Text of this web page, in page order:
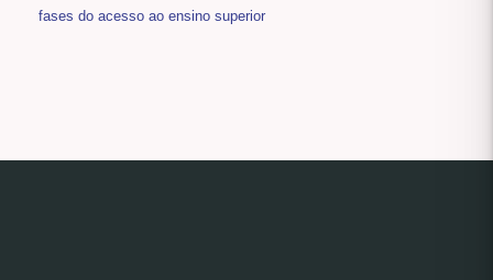
fases do acesso ao ensino superior